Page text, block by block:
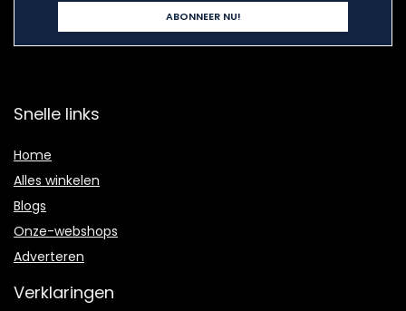
Snelle links
Home
Alles winkelen
Blogs
Onze-webshops
Adverteren
Verklaringen